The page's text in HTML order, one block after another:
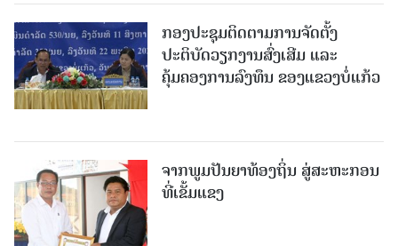
ກອງປະຊຸມຕິດຕາມການຈັດຕັ້ງ
ປະຕິບັດວຽກງານສົ່ງເສີມ ແລະ
ຄຸ້ມຄອງການລົງທຶນ ຂອງແຂວງບໍ່ແກ້ວ
ຈາກພູມປັນຍາທ້ອງຖິ່ນ ສູ່ສະຫະກອນ
ທີ່ເຂັ້ມແຂງ